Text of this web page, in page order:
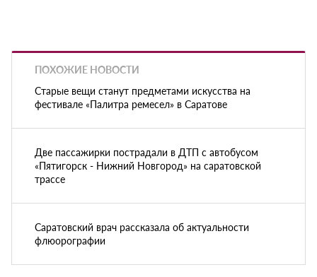
ПОХОЖИЕ НОВОСТИ
Старые вещи станут предметами искусства на
фестивале «Палитра ремесел» в Саратове
Две пассажирки пострадали в ДТП с автобусом
«Пятигорск - Нижний Новгород» на саратовской
трассе
Саратовский врач рассказала об актуальности
флюорографии